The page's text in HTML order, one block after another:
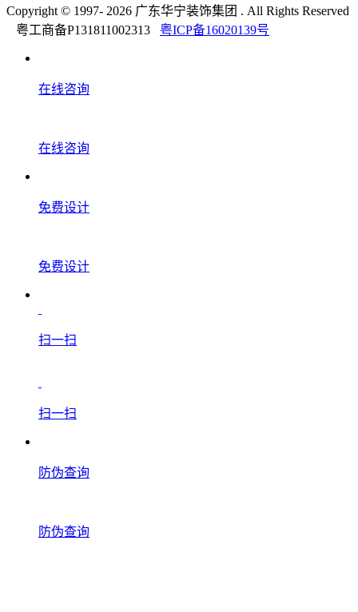
Copyright © 1997- 2026 广东华宁装饰集团 . All Rights Reserved
粤工商备P131811002313 粤ICP备16020139号
在线咨询
在线咨询
免费设计
免费设计
扫一扫
扫一扫
防伪查询
防伪查询